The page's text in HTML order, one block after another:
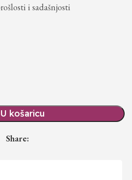
i sadašnjosti
U košaricu
Share: